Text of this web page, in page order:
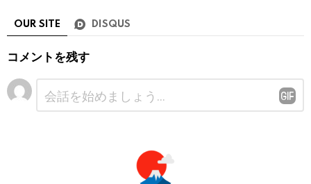
OUR SITE DISQUS
コメントを残す